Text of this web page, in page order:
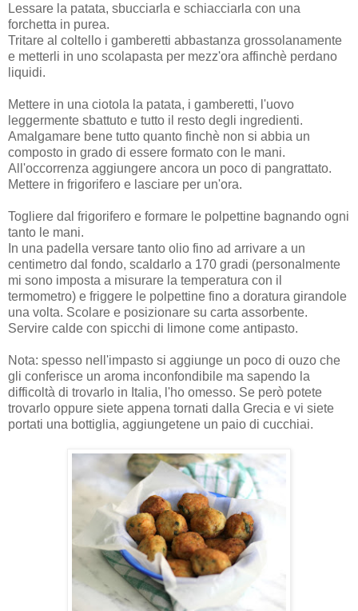
Lessare la patata, sbucciarla e schiacciarla con una
forchetta in purea.
Tritare al coltello i gamberetti abbastanza grossolanamente
e metterli in uno scolapasta per mezz'ora affinchè perdano
liquidi.
Mettere in una ciotola la patata, i gamberetti, l'uovo
leggermente sbattuto e tutto il resto degli ingredienti.
Amalgamare bene tutto quanto finchè non si abbia un
composto in grado di essere formato con le mani.
All'occorrenza aggiungere ancora un poco di pangrattato.
Mettere in frigorifero e lasciare per un'ora.
Togliere dal frigorifero e formare le polpettine bagnando ogni
tanto le mani.
In una padella versare tanto olio fino ad arrivare a un
centimetro dal fondo, scaldarlo a 170 gradi (personalmente
mi sono imposta a misurare la temperatura con il
termometro) e friggere le polpettine fino a doratura girandole
una volta. Scolare e posizionare su carta assorbente.
Servire calde con spicchi di limone come antipasto.
Nota: spesso nell'impasto si aggiunge un poco di ouzo che
gli conferisce un aroma inconfondibile ma sapendo la
difficoltà di trovarlo in Italia, l'ho omesso. Se però potete
trovarlo oppure siete appena tornati dalla Grecia e vi siete
portati una bottiglia, aggiungetene un paio di cucchiai.